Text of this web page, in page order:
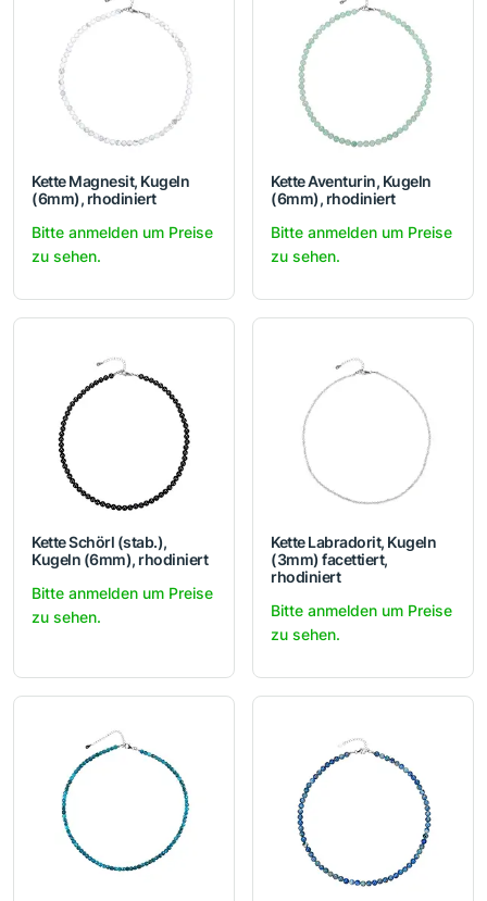
Kette Magnesit, Kugeln
(6mm), rhodiniert
Bitte anmelden um Preise
zu sehen.
Kette Aventurin, Kugeln
(6mm), rhodiniert
Bitte anmelden um Preise
zu sehen.
Kette Schörl (stab.),
Kugeln (6mm), rhodiniert
Bitte anmelden um Preise
zu sehen.
Kette Labradorit, Kugeln
(3mm) facettiert,
rhodiniert
Bitte anmelden um Preise
zu sehen.